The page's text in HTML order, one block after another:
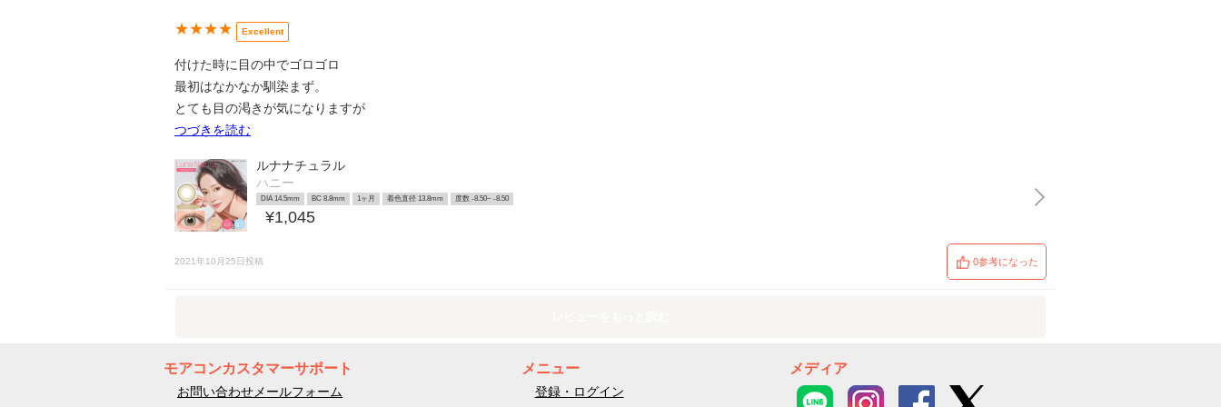
★★★★ Excellent
付けた時に目の中でゴロゴロ
最初はなかなか馴染まず。
とても目の渇きが気になりますが
つづきを読む
ルナナチュラル
ハニー
DIA 14.5mm BC 8.8mm 1ヶ月 着色直径 13.8mm 度数 -8.50~ -8.50
¥1,045
2021年10月25日投稿 0参考になった
モアコンカスタマーサポート
お問い合わせメールフォーム
メニュー
登録・ログイン
メディア